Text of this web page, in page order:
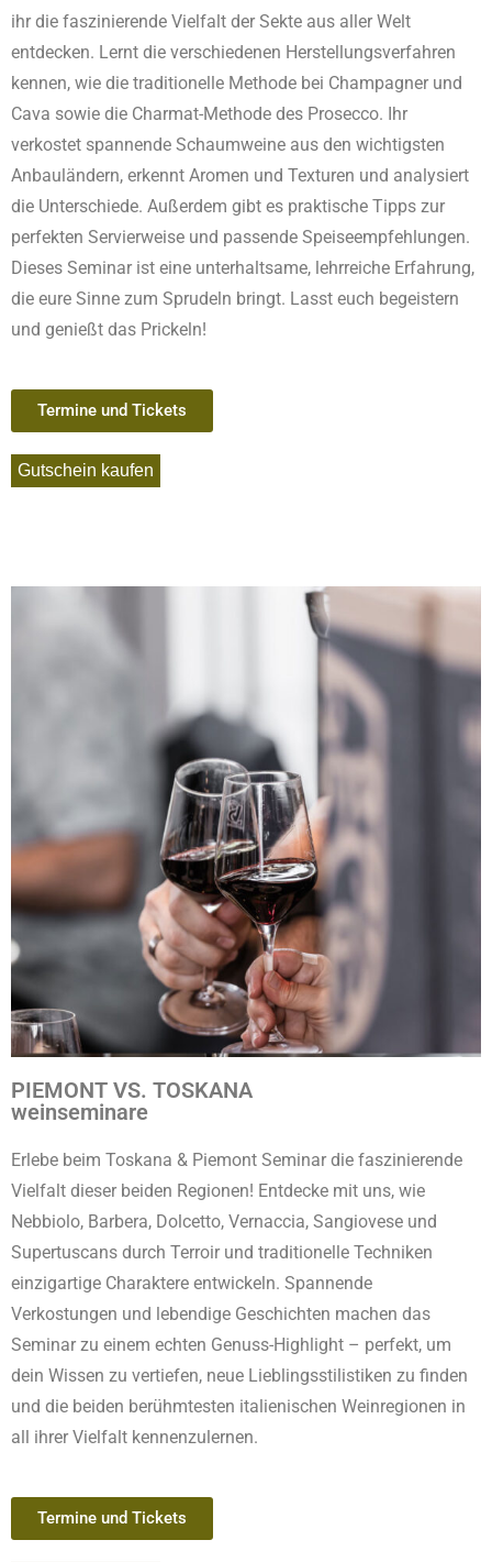
ihr die faszinierende Vielfalt der Sekte aus aller Welt
entdecken. Lernt die verschiedenen Herstellungsverfahren
kennen, wie die traditionelle Methode bei Champagner und
Cava sowie die Charmat-Methode des Prosecco. Ihr
verkostet spannende Schaumweine aus den wichtigsten
Anbauländern, erkennt Aromen und Texturen und analysiert
die Unterschiede. Außerdem gibt es praktische Tipps zur
perfekten Servierweise und passende Speiseempfehlungen.
Dieses Seminar ist eine unterhaltsame, lehrreiche Erfahrung,
die eure Sinne zum Sprudeln bringt. Lasst euch begeistern
und genießt das Prickeln!
Termine und Tickets
Gutschein kaufen
PIEMONT VS. TOSKANA
weinseminare
Erlebe beim Toskana & Piemont Seminar die faszinierende
Vielfalt dieser beiden Regionen! Entdecke mit uns, wie
Nebbiolo, Barbera, Dolcetto, Vernaccia, Sangiovese und
Supertuscans durch Terroir und traditionelle Techniken
einzigartige Charaktere entwickeln. Spannende
Verkostungen und lebendige Geschichten machen das
Seminar zu einem echten Genuss-Highlight – perfekt, um
dein Wissen zu vertiefen, neue Lieblingsstilistiken zu finden
und die beiden berühmtesten italienischen Weinregionen in
all ihrer Vielfalt kennenzulernen.
Termine und Tickets